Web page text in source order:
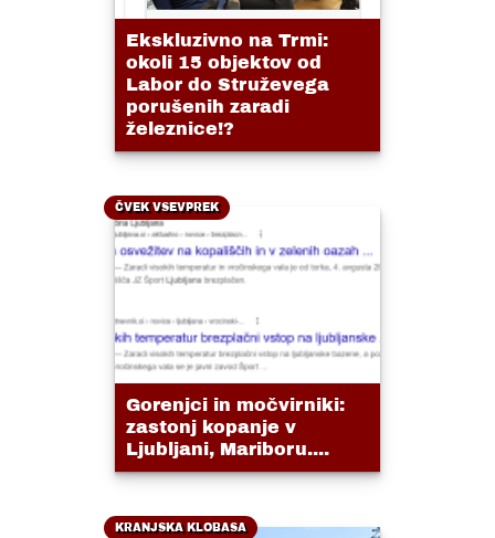
Ekskluzivno na Trmi:
okoli 15 objektov od
Labor do Struževega
porušenih zaradi
železnice!?
ČVEK VSEVPREK
Gorenjci in močvirniki:
zastonj kopanje v
Ljubljani, Mariboru....
KRANJSKA KLOBASA